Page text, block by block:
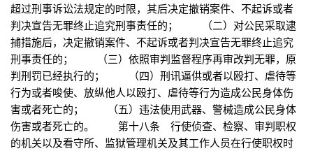
超过刑事诉讼法规定的时限，其后决定撤销案件、不起诉或者
判决宣告无罪终止追究刑事责任的； （二）对公民采取逮
捕措施后，决定撤销案件、不起诉或者判决宣告无罪终止追究
刑事责任的； （三）依照审判监督程序再审改判无罪，原
判刑罚已经执行的； （四）刑讯逼供或者以殴打、虐待等
行为或者唆使、放纵他人以殴打、虐待等行为造成公民身体伤
害或者死亡的； （五）违法使用武器、警械造成公民身体
伤害或者死亡的。 第十八条 行使侦查、检察、审判职权
的机关以及看守所、监狱管理机关及其工作人员在行使职权时